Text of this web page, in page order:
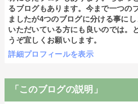
るブログもあります。今まで一つの
ましたが4つのブログに分ける事に
いただいている方にも良いのでは。
うぞ宜しくお願いします。
詳細プロフィールを表示
「このブログの説明」